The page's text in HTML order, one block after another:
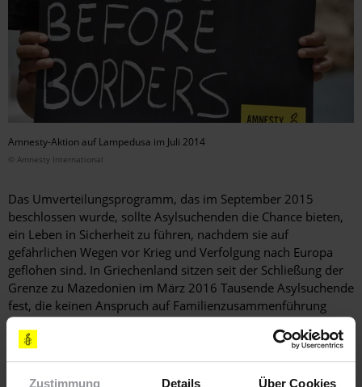
Zustimmung Details Über Cookies
Amnesty-Aktion auf Lampedusa im Juli 2014
© Amnesty International
Das Umverteilungsprogramm, das im September 2015
beschlossen wurde, sollte Asylsuchenden die Chance bieten,
ein Leben in Sicherheit zu führen, nachdem sie auf
gefährlichen Wegen vor Krieg und Verfolgung nach Europa
geflohen sind. In Griechenland sitzen seit der Schließung der
Grenze zu Mazedonien im März 2016 Tausende Asylsuchende
fest, die keinen Anspruch auf Familienzusammenführung
haben. Für diese Menschen ist die Chance auf Umverteilung
eine der wenigen formalen Möglichkeiten, sich sicher in ein
anderes europäisches Land zu begeben.